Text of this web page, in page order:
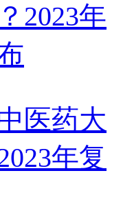
2023年
医药大
年复